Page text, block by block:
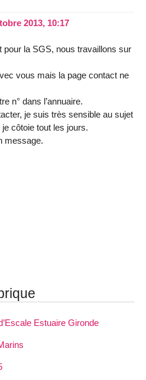
2013, 10:17
pour la SGS, nous travaillons sur
vous mais la page contact ne
n° dans l’annuaire.
je suis très sensible au sujet
côtoie tout les jours.
message.
Estuaire Gironde